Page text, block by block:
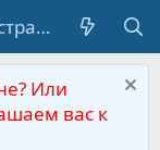
Регистрация
Или
вас к